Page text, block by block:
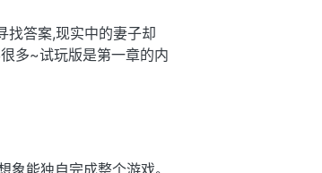
找答案,现实中的妻子却
多~试玩版是第一章的内